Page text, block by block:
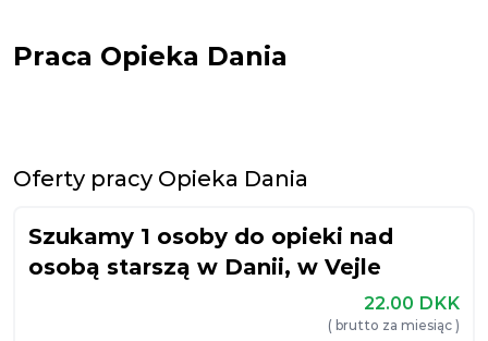
Praca Opieka Dania
Oferty pracy Opieka Dania
Szukamy 1 osoby do opieki nad
osobą starszą w Danii, w Vejle
22.00 DKK
( brutto za miesiąc )